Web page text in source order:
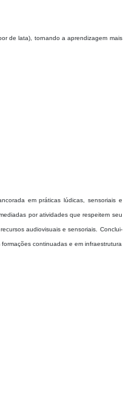
de lata), tornando a aprendizagem mais
em práticas lúdicas, sensoriais e
por atividades que respeitem seu
audiovisuais e sensoriais. Conclui-
continuadas e em infraestrutura